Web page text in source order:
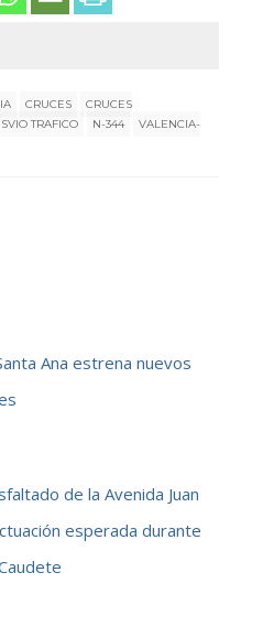
CRUCES
CRUCES
TRAFICO N-344
VALENCIA-
Ana estrena nuevos
de la Avenida Juan
esperada durante